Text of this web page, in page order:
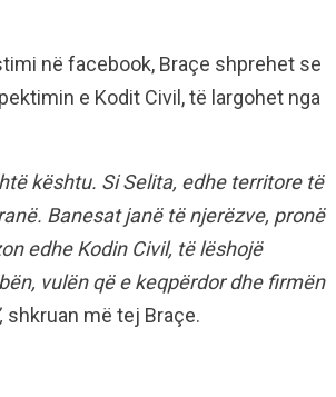
në facebook, Braçe shprehet se
e Kodit Civil, të largohet nga
kështu. Si Selita, edhe territore të
Banesat janë të njerëzve, pronë
edhe Kodin Civil, të lëshojë
vulën që e keqpërdor dhe firmën
shkruan më tej Braçe.